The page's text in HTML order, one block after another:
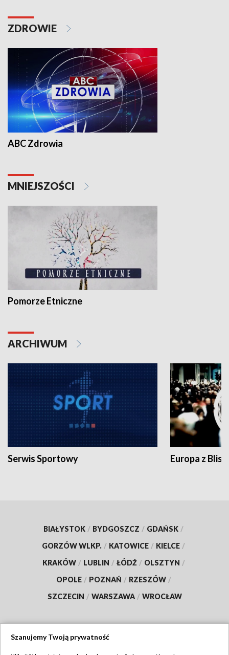
ZDROWIE
ABC Zdrowia
MNIEJSZOŚCI
Pomorze Etniczne
ARCHIWUM
Serwis Sportowy Europa z
BIAŁYSTOK / BYDGOSZCZ / GDAŃSK /
GORZÓW WLKP. / KATOWICE / KIELCE /
KRAKÓW / LUBLIN / ŁÓDŹ / OLSZTYN /
OPOLE / POZNAŃ / RZESZÓW /
SZCZECIN / WARSZAWA / WROCŁAW
Szanujemy Twoją prywatność